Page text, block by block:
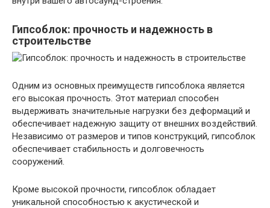
Гипсоблок: прочность и надежность в
строительстве
Одним из основных преимуществ гипсоблока является
его высокая прочность. Этот материал способен
выдерживать значительные нагрузки без деформаций и
обеспечивает надежную защиту от внешних воздействий.
Независимо от размеров и типов конструкций, гипсоблок
обеспечивает стабильность и долговечность
сооружений.
Кроме высокой прочности, гипсоблок обладает
уникальной способностью к акустической и